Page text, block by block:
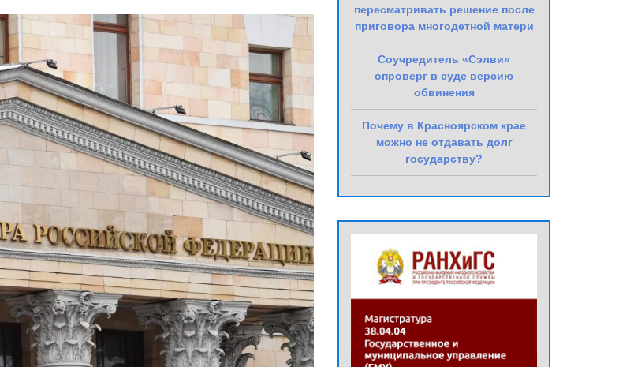
пересматривать решение после
приговора многодетной матери
Соучредитель «Сэлви»
опроверг в суде версию
обвинения
Почему в Красноярском крае
можно не отдавать долг
государству?